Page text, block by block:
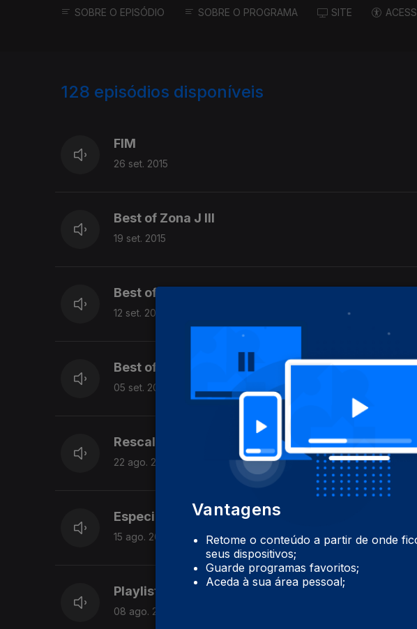
SOBRE O EPISÓDIO SOBRE O PROGRAMA SITE
128 episódios disponíveis
FIM
26 set. 2015
Best of Zona J III
19 set. 2015
Best of Zona J II
12 set. 2015
Best of Zona J I
05 set. 2015
Rescaldo do Bons Sons 2015
22 ago. 2015
Especial Bons Sons 2015
15 ago. 2015
Playlist de Verão II
08 ago. 2015
Vantagens
Retome o conteúdo a partir de onde
seus dispositivos;
Guarde programas favoritos;
Aceda à sua área pessoal;